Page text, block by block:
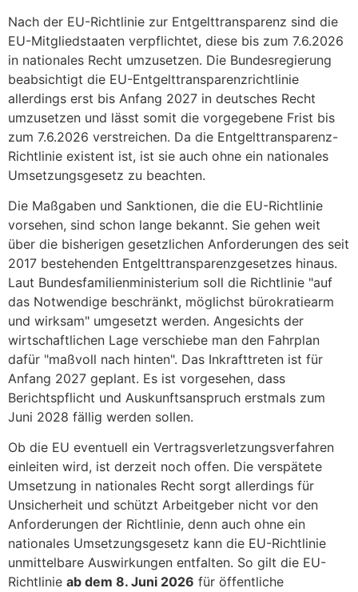
Nach der EU-Richtlinie zur Entgelttransparenz sind die
EU-Mitgliedstaaten verpflichtet, diese bis zum 7.6.2026
in nationales Recht umzusetzen. Die Bundesregierung
beabsichtigt die EU-Entgelttransparenzrichtlinie
allerdings erst bis Anfang 2027 in deutsches Recht
umzusetzen und lässt somit die vorgegebene Frist bis
zum 7.6.2026 verstreichen. Da die Entgelttransparenz-
Richtlinie existent ist, ist sie auch ohne ein nationales
Umsetzungsgesetz zu beachten.
Die Maßgaben und Sanktionen, die die EU-Richtlinie
vorsehen, sind schon lange bekannt. Sie gehen weit
über die bisherigen gesetzlichen Anforderungen des seit
2017 bestehenden Entgelttransparenzgesetzes hinaus.
Laut Bundesfamilienministerium soll die Richtlinie "auf
das Notwendige beschränkt, möglichst bürokratiearm
und wirksam" umgesetzt werden. Angesichts der
wirtschaftlichen Lage verschiebe man den Fahrplan
dafür "maßvoll nach hinten". Das Inkrafttreten ist für
Anfang 2027 geplant. Es ist vorgesehen, dass
Berichtspflicht und Auskunftsanspruch erstmals zum
Juni 2028 fällig werden sollen.
Ob die EU eventuell ein Vertragsverletzungsverfahren
einleiten wird, ist derzeit noch offen. Die verspätete
Umsetzung in nationales Recht sorgt allerdings für
Unsicherheit und schützt Arbeitgeber nicht vor den
Anforderungen der Richtlinie, denn auch ohne ein
nationales Umsetzungsgesetz kann die EU-Richtlinie
unmittelbare Auswirkungen entfalten. So gilt die EU-
Richtlinie ab dem 8. Juni 2026 für öffentliche